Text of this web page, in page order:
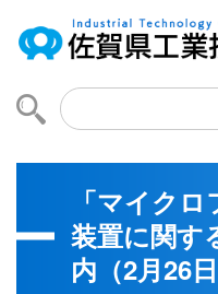
「マイク
装置に関す
内（2月26日